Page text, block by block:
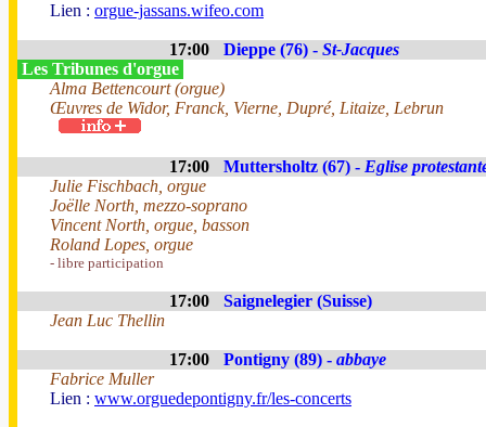
Lien : orgue-jassans.wifeo.com
17:00 Dieppe (76) - St-Jacques
Les Tribunes d'orgue
Alma Bettencourt (orgue)
Œuvres de Widor, Franck, Vierne, Dupré, Litaize, Lebrun
17:00 Muttersholtz (67) - Eglise
Julie Fischbach, orgue
Joëlle North, mezzo-soprano
Vincent North, orgue, basson
Roland Lopes, orgue
- libre participation
17:00
Saignelegier (Suisse)
Jean Luc Thellin
17:00 Pontigny (89) - abbaye
Fabrice Muller
Lien : www.orguedepontigny.fr/les-concerts